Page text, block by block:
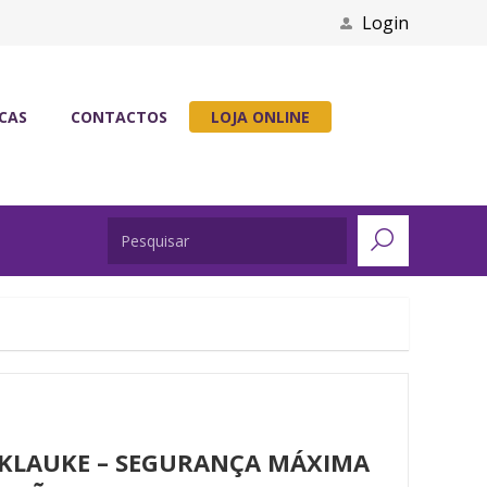
Login
CONTACTOS LOJA ONLINE
– SEGURANÇA MÁXIMA